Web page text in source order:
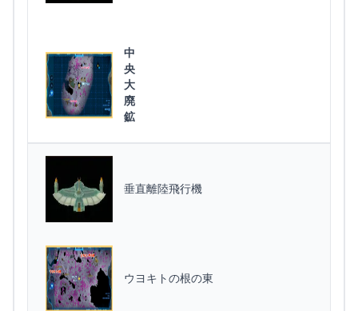
中
央
大
廃
鉱
垂直離陸飛行機
ウヨキトの根の東